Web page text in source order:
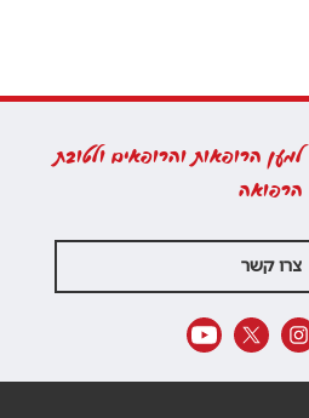
למען הרופאות והרופאים ולטובת
הרפואה
צרו קשר